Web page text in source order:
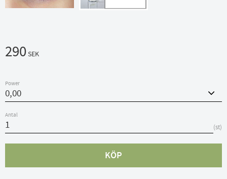
290SEK
Power
Antal
st
KÖP